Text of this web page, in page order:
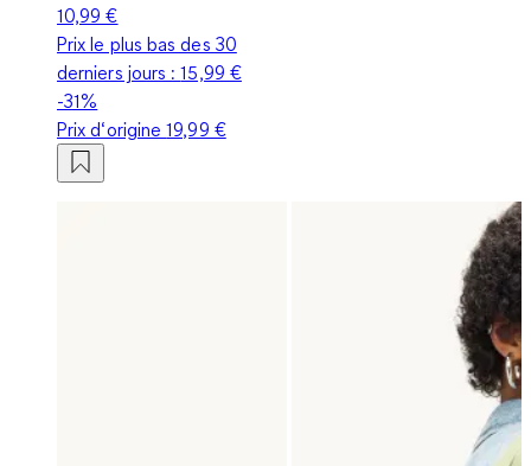
10,99 €
Prix le plus bas des 30
derniers jours :15,99 €
-31%
Prix d‘origine19,99 €